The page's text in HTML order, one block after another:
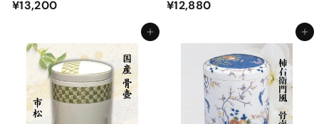
¥13,200¥
,
2
0
¥12,880¥
2
,
8
8
0
カートに入れる カートに入れる